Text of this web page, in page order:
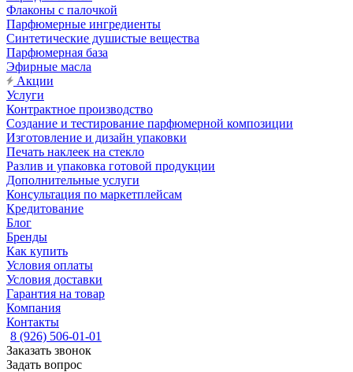
Флаконы с палочкой
Парфюмерные ингредиенты
Синтетические душистые вещества
Парфюмерная база
Эфирные масла
Акции
Услуги
Контрактное производство
Создание и тестирование парфюмерной композиции
Изготовление и дизайн упаковки
Печать наклеек на стекло
Разлив и упаковка готовой продукции
Дополнительные услуги
Консультация по маркетплейсам
Кредитование
Блог
Бренды
Как купить
Условия оплаты
Условия доставки
Гарантия на товар
Компания
Контакты
8 (926) 506-01-01
Заказать звонок
Задать вопрос